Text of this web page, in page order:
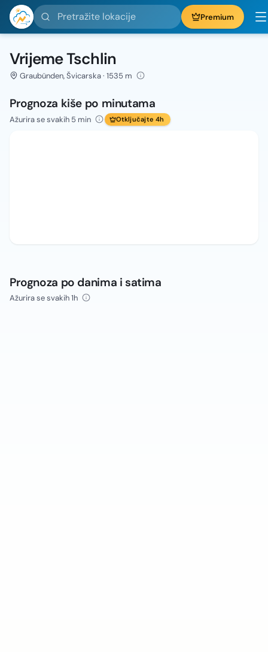
Pretražite lokacije Premium
Vrijeme Tschlin
Graubünden, Švicarska · 1535 m
Prognoza kiše po minutama
Ažurira se svakih 5 min Otključajte 4h
Prognoza po danima i satima
Ažurira se svakih 1h